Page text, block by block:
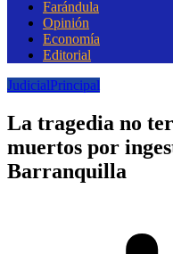
Farándula
Opinión
Economía
Editorial
JudicialPrincipal
La tragedia no
muertos por
Barranquilla